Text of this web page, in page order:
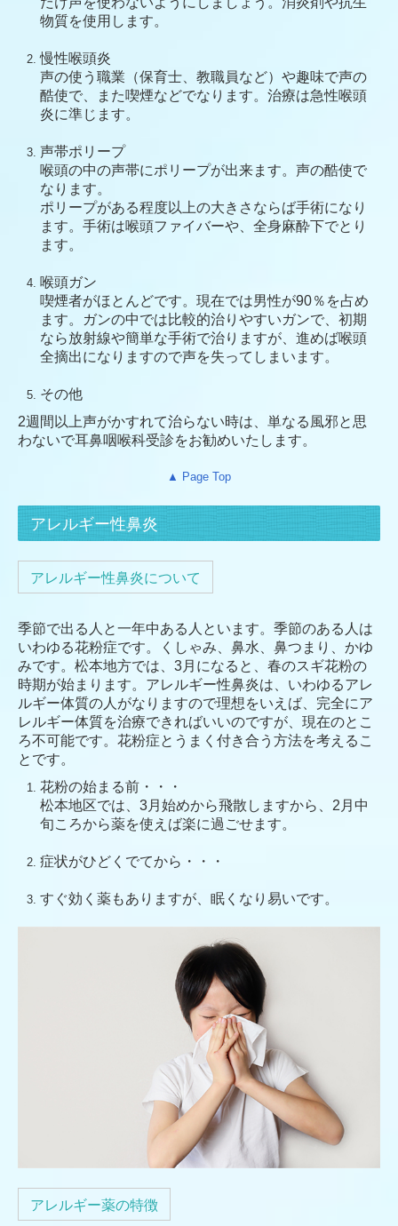
物質を使用します。
慢性喉頭炎
声の使う職業（保育士、教職員など）や趣味で声の
酷使で、また喫煙などでなります。治療は急性喉頭
炎に準じます。
声帯ポリープ
喉頭の中の声帯にポリープが出来ます。声の酷使で
なります。
ポリープがある程度以上の大きさならば手術になり
ます。手術は喉頭ファイバーや、全身麻酔下でとり
ます。
喉頭ガン
喫煙者がほとんどです。現在では男性が90％を占め
ます。ガンの中では比較的治りやすいガンで、初期
なら放射線や簡単な手術で治りますが、進めば喉頭
全摘出になりますので声を失ってしまいます。
その他
2週間以上声がかすれて治らない時は、単なる風邪と思
わないで耳鼻咽喉科受診をお勧めいたします。
▲ Page Top
アレルギー性鼻炎
アレルギー性鼻炎について
季節で出る人と一年中ある人といます。季節のある人は
いわゆる花粉症です。くしゃみ、鼻水、鼻つまり、かゆ
みです。松本地方では、3月になると、春のスギ花粉の
時期が始まります。アレルギー性鼻炎は、いわゆるアレ
ルギー体質の人がなりますので理想をいえば、完全にア
レルギー体質を治療できればいいのですが、現在のとこ
ろ不可能です。花粉症とうまく付き合う方法を考えるこ
とです。
花粉の始まる前・・・
松本地区では、3月始めから飛散しますから、2月中
旬ころから薬を使えば楽に過ごせます。
症状がひどくでてから・・・
すぐ効く薬もありますが、眠くなり易いです。
アレルギー薬の特徴